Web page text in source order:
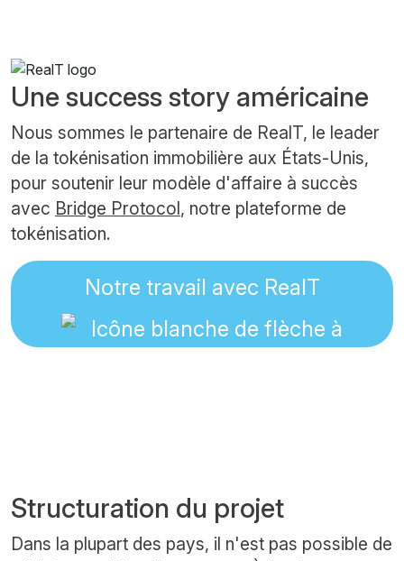
Une success story américaine
Nous sommes le partenaire de RealT, le leader
de la tokénisation immobilière aux États-Unis,
pour soutenir leur modèle d'affaire à succès
avec Bridge Protocol, notre plateforme de
tokénisation.
Notre travail avec RealT
Structuration du projet
Dans la plupart des pays, il n'est pas possible de